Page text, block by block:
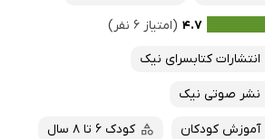
۴.۷ (امتیاز ۶ نفر)
انتشارات کتابسرای نیک
نشر صوتی نیک
آموزش کودکان کودک 6 تا 8 سال